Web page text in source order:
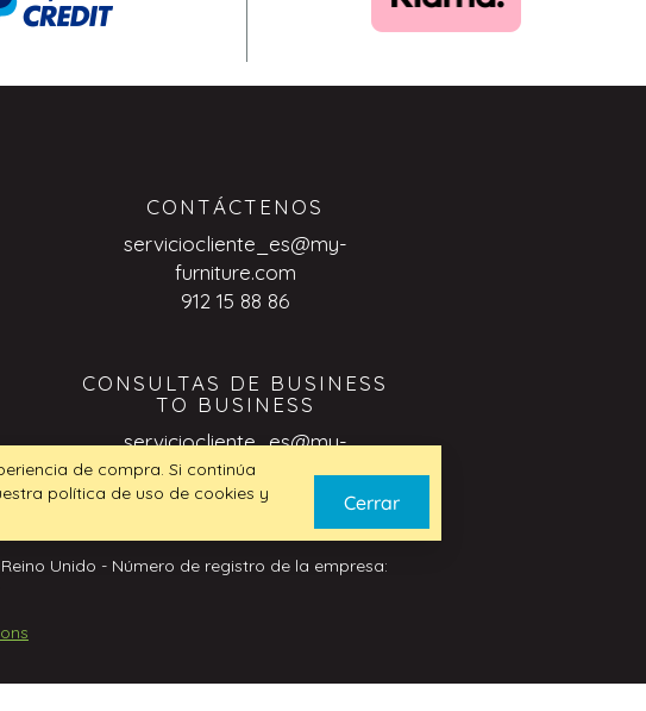
CONTÁCTENOS
serviciocliente_es@my-
furniture.com
912 15 88 86
CONSULTAS DE BUSINESS
TO BUSINESS
serviciocliente_es@my-
furniture.com
Unido - Número de registro de la empresa:
de compra. Si continúa
política de uso de cookies y
Cerrar